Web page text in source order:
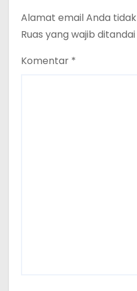
Alamat email Anda
Ruas yang wajib ditandai
Komentar *